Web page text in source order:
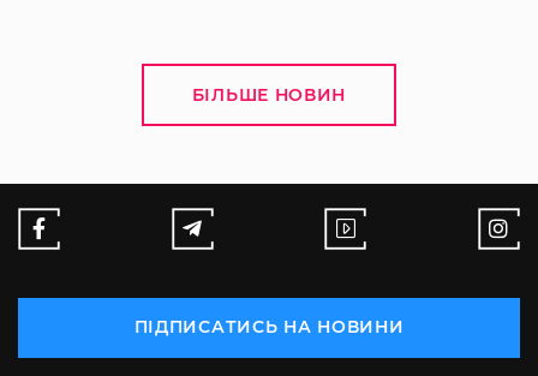
БІЛЬШЕ НОВИН
ПІДПИСАТИСЬ НА НОВИНИ